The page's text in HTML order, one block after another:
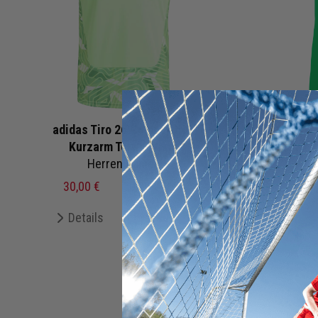
adidas Tiro 26 Competition
Kurzarm Torwattrikot
Herren Damen
30,00 €
50,00 € UVP
Details Merken
+ 7 Interessenten
Nike